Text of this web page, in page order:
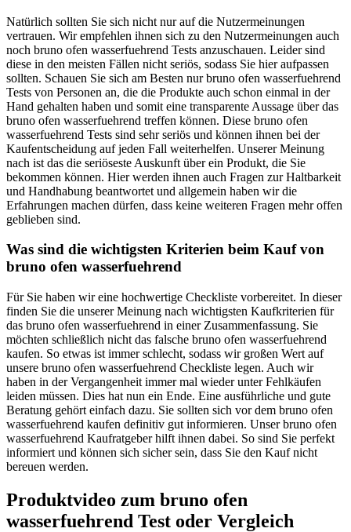
Natürlich sollten Sie sich nicht nur auf die Nutzermeinungen
vertrauen. Wir empfehlen ihnen sich zu den Nutzermeinungen auch
noch bruno ofen wasserfuehrend Tests anzuschauen. Leider sind
diese in den meisten Fällen nicht seriös, sodass Sie hier aufpassen
sollten. Schauen Sie sich am Besten nur bruno ofen wasserfuehrend
Tests von Personen an, die die Produkte auch schon einmal in der
Hand gehalten haben und somit eine transparente Aussage über das
bruno ofen wasserfuehrend treffen können. Diese bruno ofen
wasserfuehrend Tests sind sehr seriös und können ihnen bei der
Kaufentscheidung auf jeden Fall weiterhelfen. Unserer Meinung
nach ist das die seriöseste Auskunft über ein Produkt, die Sie
bekommen können. Hier werden ihnen auch Fragen zur Haltbarkeit
und Handhabung beantwortet und allgemein haben wir die
Erfahrungen machen dürfen, dass keine weiteren Fragen mehr offen
geblieben sind.
Was sind die wichtigsten Kriterien beim Kauf von
bruno ofen wasserfuehrend
Für Sie haben wir eine hochwertige Checkliste vorbereitet. In dieser
finden Sie die unserer Meinung nach wichtigsten Kaufkriterien für
das bruno ofen wasserfuehrend in einer Zusammenfassung. Sie
möchten schließlich nicht das falsche bruno ofen wasserfuehrend
kaufen. So etwas ist immer schlecht, sodass wir großen Wert auf
unsere bruno ofen wasserfuehrend Checkliste legen. Auch wir
haben in der Vergangenheit immer mal wieder unter Fehlkäufen
leiden müssen. Dies hat nun ein Ende. Eine ausführliche und gute
Beratung gehört einfach dazu. Sie sollten sich vor dem bruno ofen
wasserfuehrend kaufen definitiv gut informieren. Unser bruno ofen
wasserfuehrend Kaufratgeber hilft ihnen dabei. So sind Sie perfekt
informiert und können sich sicher sein, dass Sie den Kauf nicht
bereuen werden.
Produktvideo zum bruno ofen
wasserfuehrend Test oder Vergleich